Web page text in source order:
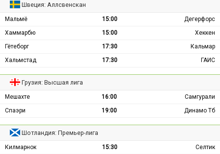
Швеция: Аллсвенскан
Мальмё 15:00
Дегерфорс
Хаммарбю
15:00
Хеккен
Гётеборг
17:30
Кальмар
Хальмстад
17:30 ГАИС
Грузия: Высшая лига
Мешахте 16:00
Самгурали
Спаэри
19:00 Динамо Тб
Шотландия: Премьер-лига
Килмарнок 15:30
Селтик